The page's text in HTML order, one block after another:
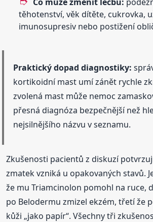
těhotenství, věk dítěte, cukrovka,
imunosupresiv nebo postižení
Praktický dopad diagnostiky:
kortikoidní mast umí zánět rychle
zvolená mast může nemoc
přesná diagnóza bezpečnější než
nejsilnějšího názvu v seznamu.
Zkušenosti pacientů z diskuzí
zmatek vzniká u opakovaných stavů.
že mu Triamcinolon pomohl na ruce,
po Belodermu zmizel ekzém, třetí že
kůži „jako papír“. Všechny tři